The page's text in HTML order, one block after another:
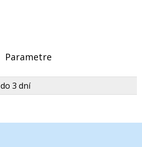
Parametre
do 3 dní